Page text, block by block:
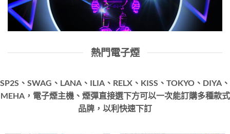
熱門電子煙
SP2S、SWAG、LANA、ILIA、RELX、KISS、TOKYO、DIYA、
MEHA，電子煙主機、煙彈直接選下方可以一次能訂購多種款式
品牌，以利快速下訂